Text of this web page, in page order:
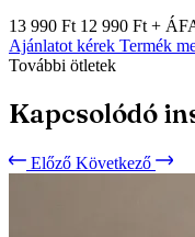
13 990 Ft 12 990 Ft +
Ajánlatot kérek Termék
További ötletek
Kapcsolódó
Előző Következő